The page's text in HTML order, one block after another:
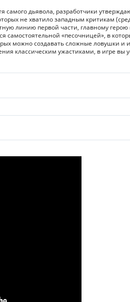
самого дьявола, разработчики
не хватило западным критикам
линию первой части, главному герою
самостоятельной «песочницей», в
можно создавать сложные ловушки и
классическим ужастиками, в игре вы